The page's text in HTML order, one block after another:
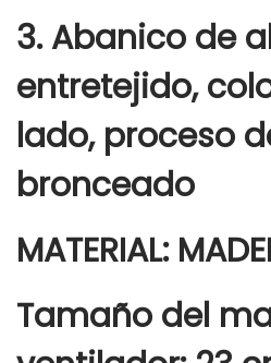
3. Abanico de
entretejido,
lado, proceso
bronceado
MATERIAL:
Tamaño del